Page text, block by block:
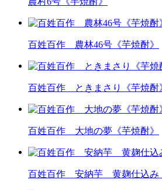
百姓百作 農林46号《芋焼酎》
百姓百作 ときまさり《芋焼酎
百姓百作 大地の夢《芋焼酎》
百姓百作 安納芋 黄麹仕込み